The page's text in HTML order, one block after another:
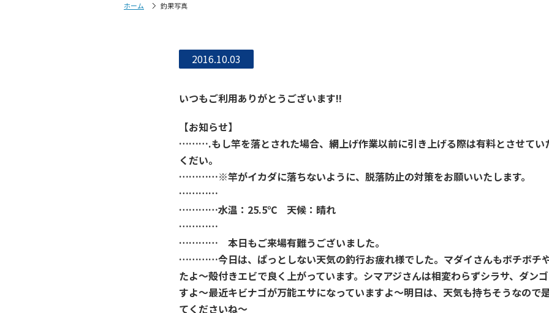
ホーム 釣果写真
2016.10.03
いつもご利用ありがとうございます!!
【お知らせ】
……….もし竿を落とされた場合、網上げ作業以前に引き上げる際は有料とさせてい
くだい。
…………※竿がイカダに落ちないように、脱落防止の対策をお願いいたします。
…………
…………水温：25.5℃ 天候：晴れ
…………
………… 本日もご来場有難うございました。
…………今日は、ぱっとしない天気の釣行お疲れ様でした。マダイさんもボチボチ
たよ～殻付きエビで良く上がっています。シマアジさんは相変わらずシラサ、ダン
すよ～最近キビナゴが万能エサになっていますよ～明日は、天気も持ちそうなので
てくださいね～